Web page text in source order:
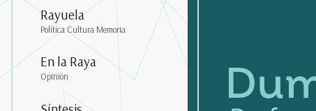
Rayuela
Política Cultura Memoria
En la Raya
Opinión